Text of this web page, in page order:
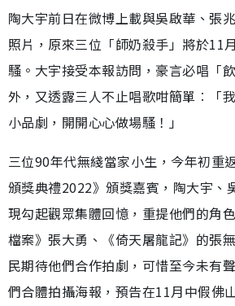
陶大宇前日在微博上載與吳啟華、張
照片，原來三位「師奶殺手」將於11
騷。大宇接受本報訪問，豪言必唱「
外，又透露三人不止唱歌咁簡單︰「
小品劇，開開心心做場騷！」
三位90年代無綫當家小生，今年初重
頒獎典禮2022》頒獎嘉賓，陶大宇、
現勾起觀眾集體回憶，重提他們的角
檔案》張大勇、《倚天屠龍記》的張
民期待他們合作拍劇，可惜至今未有
們合體拍攝海報，預告在11月中假佛